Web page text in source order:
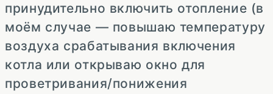
принудительно включить отопление (в
моём случае — повышаю температуру
воздуха срабатывания включения
котла или открываю окно для
проветривания/понижения